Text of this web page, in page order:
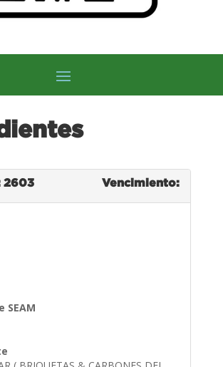
2603 Vencimiento:
SEAM